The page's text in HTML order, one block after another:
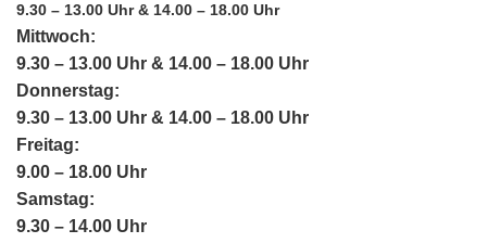
9.30 – 13.00 Uhr & 14.00 – 18.00 Uhr
Mittwoch:
9.30 – 13.00 Uhr & 14.00 – 18.00 Uhr
Donnerstag:
9.30 – 13.00 Uhr & 14.00 – 18.00 Uhr
Freitag:
9.00 – 18.00 Uhr
Samstag:
9.30 – 14.00 Uhr